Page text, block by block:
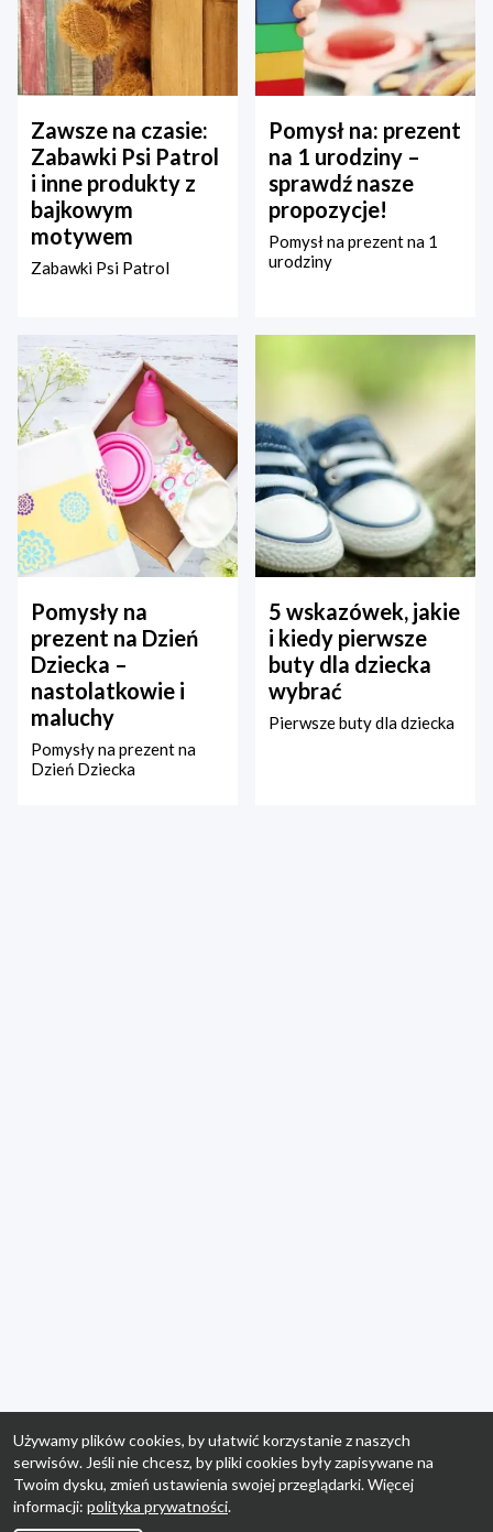
Zawsze na czasie:
Zabawki Psi Patrol
i inne produkty z
bajkowym
motywem
Zabawki Psi Patrol
Pomysł na: prezent
na 1 urodziny –
sprawdź nasze
propozycje!
Pomysł na prezent na 1
urodziny
Pomysły na
prezent na Dzień
Dziecka –
nastolatkowie i
maluchy
Pomysły na prezent na
Dzień Dziecka
5 wskazówek, jakie
i kiedy pierwsze
buty dla dziecka
wybrać
Pierwsze buty dla dziecka
Używamy plików cookies, by ułatwić korzystanie z naszych
serwisów. Jeśli nie chcesz, by pliki cookies były zapisywane na
Twoim dysku, zmień ustawienia swojej przeglądarki. Więcej
informacji: polityka prywatności.